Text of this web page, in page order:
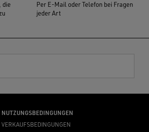
die
Per E-Mail oder Telefon bei Fragen
jeder Art
NUTZUNGSBEDINGUNGEN
VERKAUFSBEDINGUNGEN